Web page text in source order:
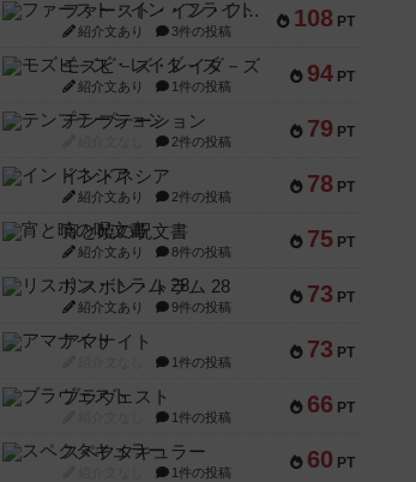
108 PT
ファースト・イン・フライト
紹介文あり 3件の投稿
94 PT
モズビ－ズ・レイダ－ズ
紹介文あり 1件の投稿
79 PT
テンプテーション
2件の投稿
78 PT
インドネシア
紹介文あり 2件の投稿
75 PT
宵と暁の呪文書
紹介文あり 8件の投稿
73 PT
リスボン・トラム 28
紹介文あり 9件の投稿
73 PT
アマナイト
1件の投稿
66 PT
ブラヴェスト
1件の投稿
60 PT
スペクタキュラー
1件の投稿